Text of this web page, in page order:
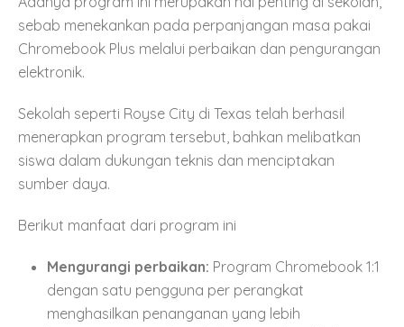
sebab menekankan pada perpanjangan masa pakai
Chromebook Plus melalui perbaikan dan pengurangan
elektronik.
Sekolah seperti Royse City di Texas telah berhasil
menerapkan program tersebut, bahkan melibatkan
siswa dalam dukungan teknis dan menciptakan
sumber daya.
Berikut manfaat dari program ini
Mengurangi perbaikan: Program Chromebook 1:1
dengan satu pengguna per perangkat
menghasilkan penanganan yang lebih